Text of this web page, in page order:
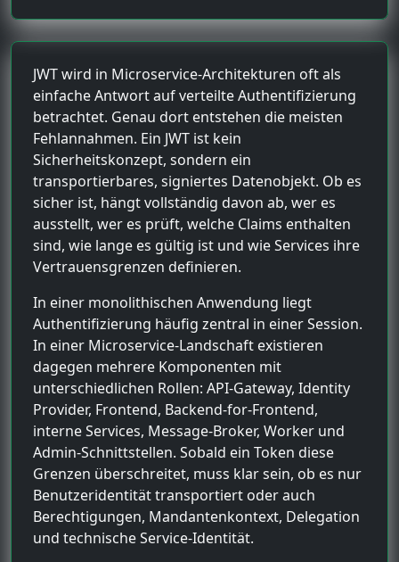
JWT wird in Microservice-Architekturen oft als
einfache Antwort auf verteilte Authentifizierung
betrachtet. Genau dort entstehen die meisten
Fehlannahmen. Ein JWT ist kein
Sicherheitskonzept, sondern ein
transportierbares, signiertes Datenobjekt. Ob es
sicher ist, hängt vollständig davon ab, wer es
ausstellt, wer es prüft, welche Claims enthalten
sind, wie lange es gültig ist und wie Services ihre
Vertrauensgrenzen definieren.
In einer monolithischen Anwendung liegt
Authentifizierung häufig zentral in einer Session.
In einer Microservice-Landschaft existieren
dagegen mehrere Komponenten mit
unterschiedlichen Rollen: API-Gateway, Identity
Provider, Frontend, Backend-for-Frontend,
interne Services, Message-Broker, Worker und
Admin-Schnittstellen. Sobald ein Token diese
Grenzen überschreitet, muss klar sein, ob es nur
Benutzeridentität transportiert oder auch
Berechtigungen, Mandantenkontext, Delegation
und technische Service-Identität.